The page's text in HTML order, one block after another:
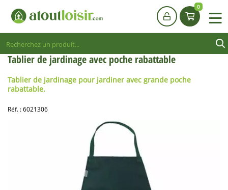
Tablier de jardinage avec poche rabattable
Tablier de jardinage pour jardiner avec grande poche
rabattable.
Réf. :6021306
0